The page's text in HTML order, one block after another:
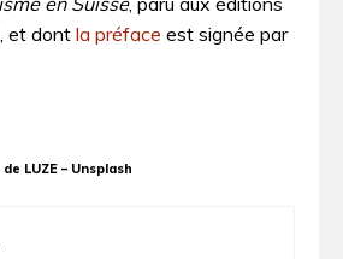
et dont la préface est signée par
LUZE – Unsplash